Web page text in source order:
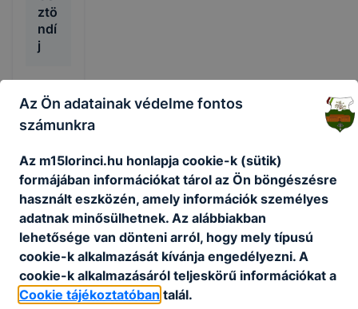
ztö
ndí
j
Szakké
pzési
ösztön
A
szakké
pzési
ösztön
díj
minden
Az Ön adatainak védelme fontos
számunkra
Az m15lorinci.hu honlapja cookie-k (sütik)
formájában információkat tárol az Ön böngészésre
használt eszközén, amely információk személyes
adatnak minősülhetnek. Az alábbiakban
lehetősége van dönteni arról, hogy mely típusú
cookie-k alkalmazását kívánja engedélyezni. A
cookie-k alkalmazásáról teljeskörű információkat a
Cookie tájékoztatóban talál.